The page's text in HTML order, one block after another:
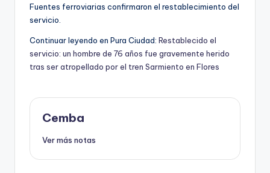
Fuentes ferroviarias confirmaron el restablecimiento del
servicio.
Continuar leyendo en Pura Ciudad: Restablecido el
servicio: un hombre de 76 años fue gravemente herido
tras ser atropellado por el tren Sarmiento en Flores
Cemba
Ver más notas